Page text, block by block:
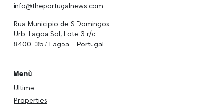
info@theportugalnews.com
Rua Municipio de S Domingos
Urb. Lagoa Sol, Lote 3 r/c
8400-357 Lagoa - Portugal
Menù
Ultime
Properties